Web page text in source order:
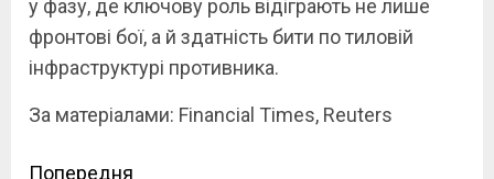
у фазу, де ключову роль відіграють не лише
фронтові бої, а й здатність бити по тиловій
інфраструктурі противника.
За матеріалами: Financial Times, Reuters
Попередня